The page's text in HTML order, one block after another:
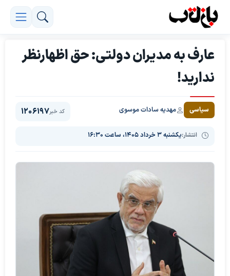
عارف به مدیران دولتی: حق اظهارنظر
ندارید!
سیاسی مهدیه سادات موسوی
انتشار:یکشنبه ۳ خرداد ۱۴۰۵، ساعت ۱۶:۳۰
کد خبر1206197